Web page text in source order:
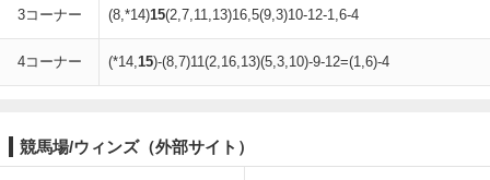
3コーナー (8,*14)15(2,7,11,13)16,5(9,3)10-12-1,6-4
4コーナー (*14,15)-(8,7)11(2,16,13)(5,3,10)-9-12=(1,6)-4
競馬場/ウィンズ（外部サイト）